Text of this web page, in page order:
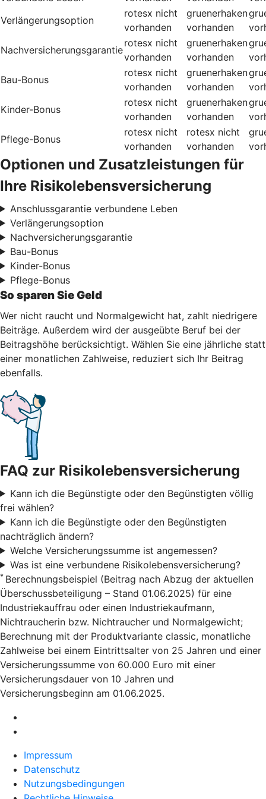
Verlängerungsoption
rotesx nicht
vorhanden
gruenerhaken
vorhanden
Nachversicherungsgarantie
rotesx nicht
vorhanden
gruenerhaken
vorhanden
Bau-Bonus
rotesx nicht
vorhanden
gruenerhaken
vorhanden
Kinder-Bonus
rotesx nicht
vorhanden
gruenerhaken
vorhanden
Pflege-Bonus
rotesx nicht
vorhanden
rotesx nicht
vorhanden
Optionen und Zusatzleistungen für
Ihre Risikolebensversicherung
Anschlussgarantie verbundene Leben
Verlängerungsoption
Nachversicherungsgarantie
Bau-Bonus
Kinder-Bonus
Pflege-Bonus
So sparen Sie Geld
Wer nicht raucht und Normalgewicht hat, zahlt niedrigere
Beiträge. Außerdem wird der ausgeübte Beruf bei der
Beitragshöhe berücksichtigt. Wählen Sie eine jährliche statt
einer monatlichen Zahlweise, reduziert sich Ihr Beitrag
ebenfalls.
FAQ zur Risikolebensversicherung
Kann ich die Begünstigte oder den Begünstigten völlig
frei wählen?
Kann ich die Begünstigte oder den Begünstigten
nachträglich ändern?
Welche Versicherungssumme ist angemessen?
Was ist eine verbundene Risikolebensversicherung?
* Berechnungsbeispiel (Beitrag nach Abzug der aktuellen
Überschussbeteiligung – Stand 01.06.2025) für eine
Industriekauffrau oder einen Industriekaufmann,
Nichtraucherin bzw. Nichtraucher und Normalgewicht;
Berechnung mit der Produktvariante classic, monatliche
Zahlweise bei einem Eintrittsalter von 25 Jahren und einer
Versicherungssumme von 60.000 Euro mit einer
Versicherungsdauer von 10 Jahren und
Versicherungsbeginn am 01.06.2025.
Impressum
Datenschutz
Nutzungsbedingungen